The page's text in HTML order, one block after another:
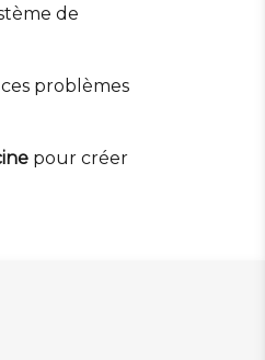
de
problèmes
pour créer